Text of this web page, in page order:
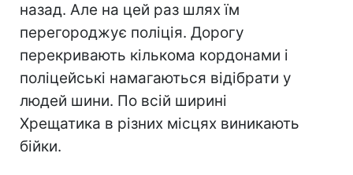
назад. Але на цей раз шлях їм
перегороджує поліція. Дорогу
перекривають кількома кордонами і
поліцейські намагаються відібрати у
людей шини. По всій ширині
Хрещатика в різних місцях виникають
бійки.